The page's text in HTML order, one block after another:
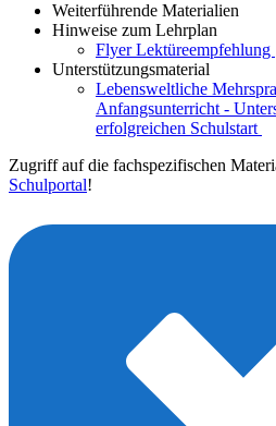
Weiterführende Materialien
Hinweise zum Lehrplan
Flyer Lektüreempfehlung
Unterstützungsmaterial
Lebensweltliche
Anfangsunterricht -
erfolgreichen Schulstart
Zugriff auf die fachspezifischen
Schulportal!